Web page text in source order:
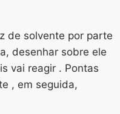
de solvente por parte
desenhar sobre ele
vai reagir . Pontas
, em seguida,